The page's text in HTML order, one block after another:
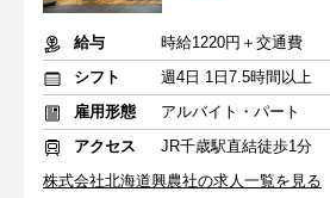
給与
時給1220円＋交通費
シフト
週4日 1日7.5時間以上
雇用形態
アルバイト・パート
アクセス
JR千歳駅直結徒歩1分
株式会社北海道興農社の求人一覧を見る